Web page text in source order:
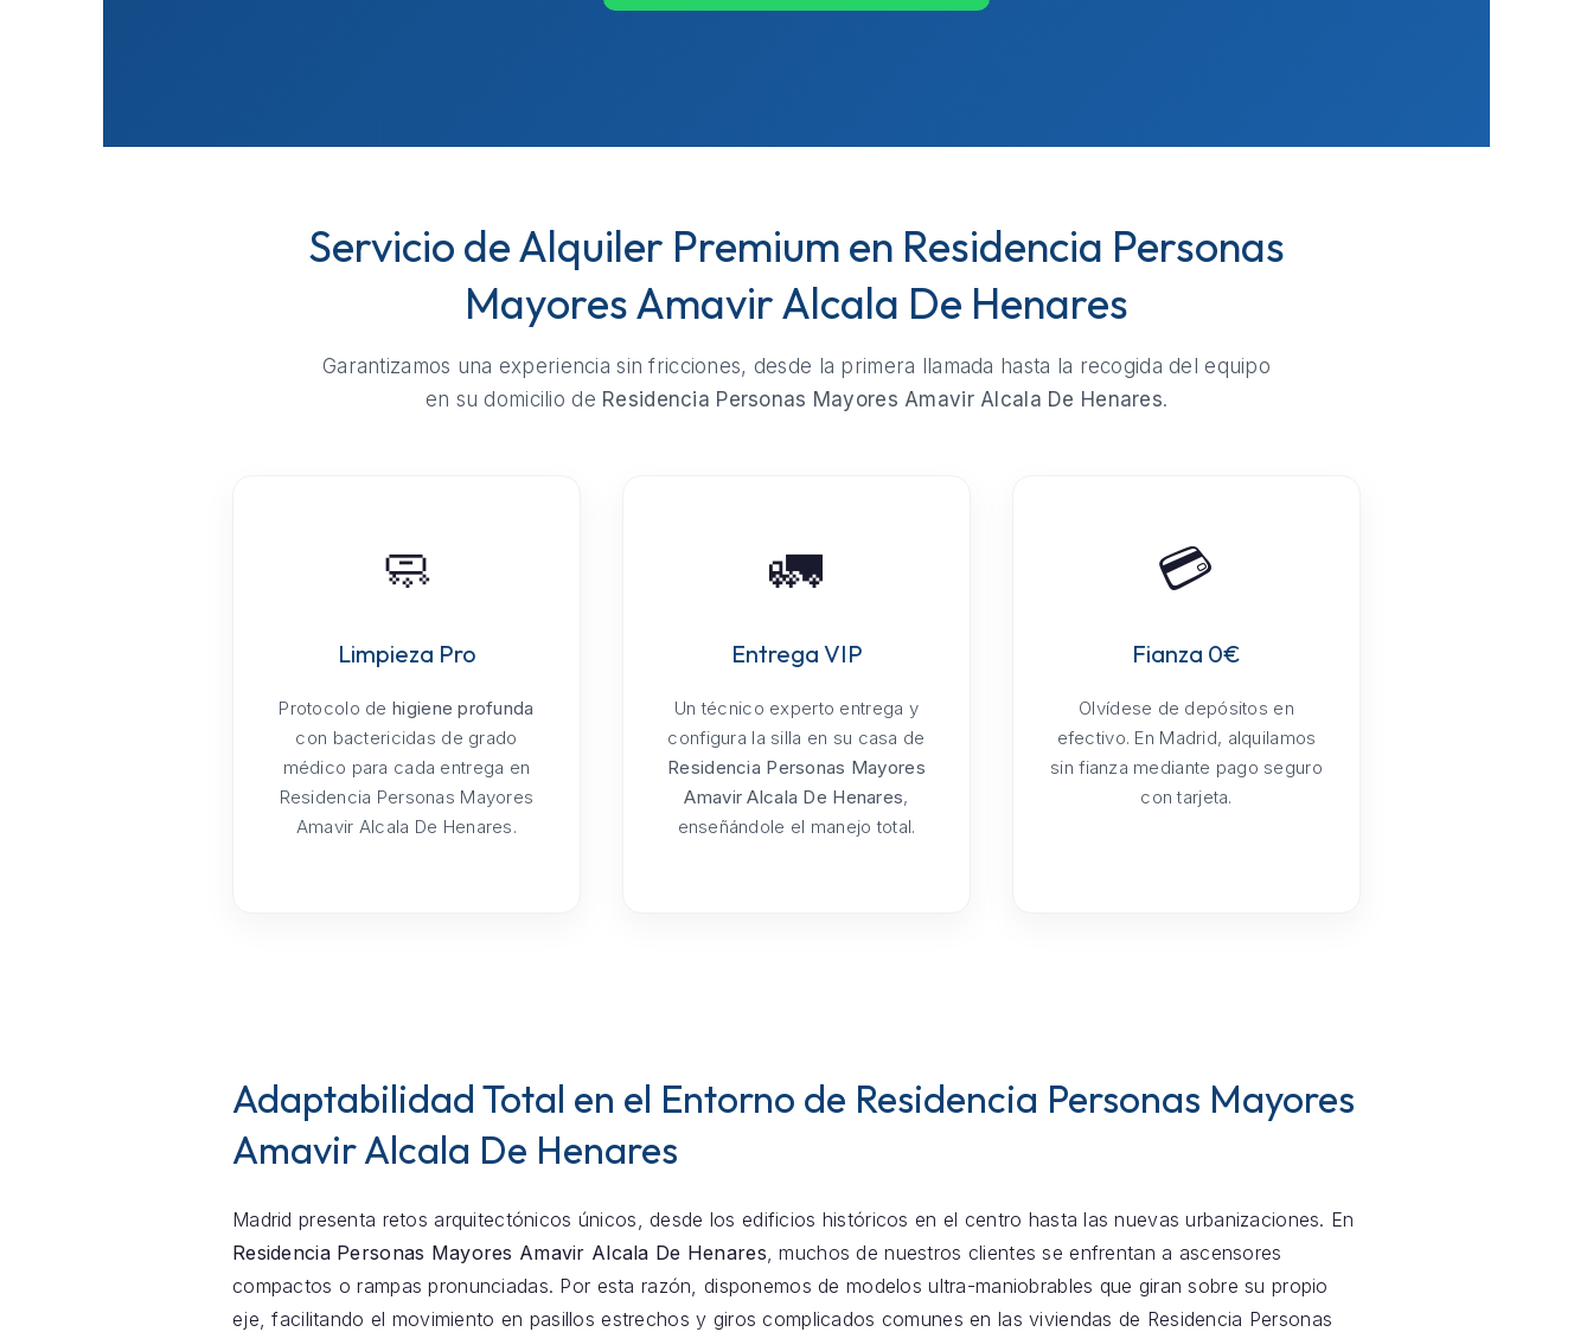
Servicio de Alquiler Premium en Residencia Personas
Mayores Amavir Alcala De Henares
Garantizamos una experiencia sin fricciones, desde la primera llamada hasta la recogida del equipo
en su domicilio de Residencia Personas Mayores Amavir Alcala De Henares.
🧼
Limpieza Pro
Protocolo dehigiene profunda
con bactericidas de grado
médico para cada entrega en
Residencia Personas Mayores
Amavir Alcala De Henares.
🚛
Entrega VIP
Un técnico experto entrega y
configura la silla en su casa de
Residencia Personas Mayores
Amavir Alcala De Henares,
enseñándole el manejo total.
💳
Fianza 0€
Olvídese de depósitos en
efectivo. En Madrid, alquilamos
sin fianza mediante pago seguro
con tarjeta.
Adaptabilidad Total en el Entorno de Residencia Personas Mayores
Amavir Alcala De Henares
Madrid presenta retos arquitectónicos únicos, desde los edificios históricos en el centro hasta las nuevas urbanizaciones. En
Residencia Personas Mayores Amavir Alcala De Henares , muchos de nuestros clientes se enfrentan a ascensores
compactos o rampas pronunciadas. Por esta razón, disponemos de modelos ultra-maniobrables que giran sobre su propio
eje, facilitando el movimiento en pasillos estrechos y giros complicados comunes en las viviendas de Residencia Personas